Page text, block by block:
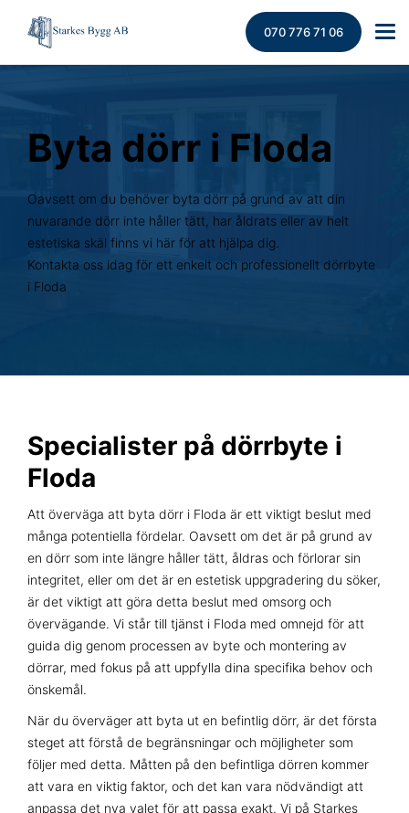
070 776 71 06
Byta dörr i Floda
Oavsett om du behöver byta dörr på grund av att din
nuvarande dörr inte håller tätt, har åldrats eller av helt
estetiska skäl finns vi här för att hjälpa dig.
Kontakta oss idag för ett enkelt och professionellt dörrbyte
i Floda
Specialister på dörrbyte i
Floda
Att överväga att byta dörr i Floda är ett viktigt beslut med
många potentiella fördelar. Oavsett om det är på grund av
en dörr som inte längre håller tätt, åldras och förlorar sin
integritet, eller om det är en estetisk uppgradering du söker,
är det viktigt att göra detta beslut med omsorg och
övervägande. Vi står till tjänst i Floda med omnejd för att
guida dig genom processen av byte och montering av
dörrar, med fokus på att uppfylla dina specifika behov och
önskemål.
När du överväger att byta ut en befintlig dörr, är det första
steget att förstå de begränsningar och möjligheter som
följer med detta. Måtten på den befintliga dörren kommer
att vara en viktig faktor, och det kan vara nödvändigt att
anpassa det nya valet för att passa exakt. Vi på Starkes